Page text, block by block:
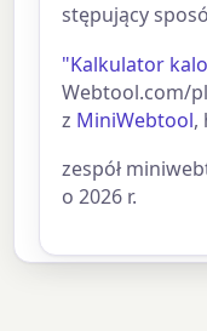
stępujący
"Kalkulator
Webtool.com/
z MiniWebtool,
zespół
o 2026 r.